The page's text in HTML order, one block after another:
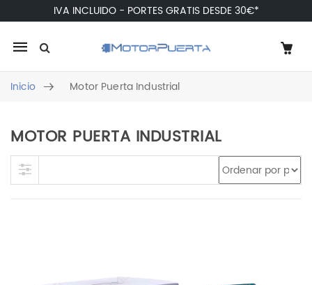
IVA INCLUIDO - PORTES GRATIS DESDE 30€*
Mobile
navigation
Inicio Motor Puerta Industrial
Skip to content
MOTOR PUERTA INDUSTRIAL